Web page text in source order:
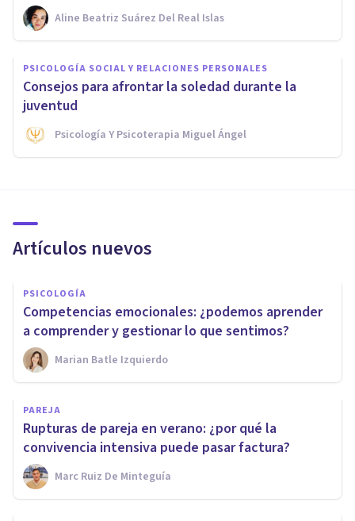
Aline Beatriz Suárez Del Real Islas
PSICOLOGÍA SOCIAL Y RELACIONES PERSONALES
Consejos para afrontar la soledad durante la
juventud
Psicología Y Psicoterapia Miguel Ángel
Artículos nuevos
PSICOLOGÍA
Competencias emocionales: ¿podemos aprender
a comprender y gestionar lo que sentimos?
Marian Batle Izquierdo
PAREJA
Rupturas de pareja en verano: ¿por qué la
convivencia intensiva puede pasar factura?
Marc Ruiz De Minteguía